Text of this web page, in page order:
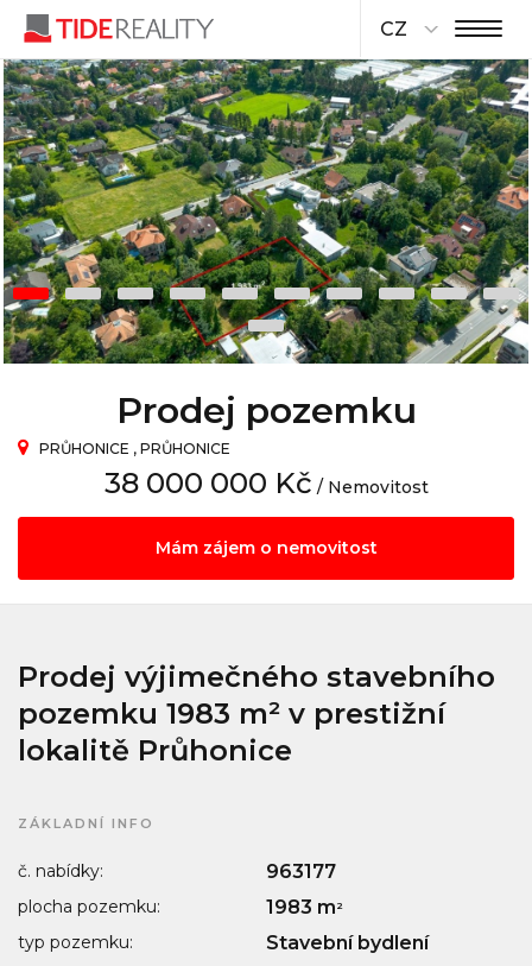
CZ
Prodej pozemku
PRŮHONICE , PRŮHONICE
38 000 000 Kč / Nemovitost
Mám zájem o nemovitost
Prodej výjimečného stavebního
pozemku 1983 m² v prestižní
lokalitě Průhonice
ZÁKLADNÍ INFO
č. nabídky: 963177
plocha pozemku: 1983 m 2
typ pozemku: Stavební bydlení